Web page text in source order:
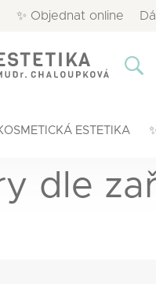
✨ Objednat online
ESTETIKA
dle